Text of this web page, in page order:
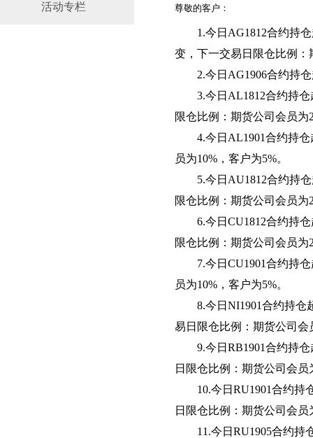
活动专栏 尊敬的客户：
1.今日AG1812合约持
变，下一交易日限仓比例：
2.今日AG1906合约持
3.今日AL1812合约持
限仓比例：期货公司会员为
4.今日AL1901合约持
员为10%，客户为5%。
5.今日AU1812合约持
限仓比例：期货公司会员为
6.今日CU1812合约持
限仓比例：期货公司会员为
7.今日CU1901合约持
员为10%，客户为5%。
8.今日NI1901合约持仓
易日限仓比例：期货公司会
9.今日RB1901合约持
日限仓比例：期货公司会
10.今日RU1901合约持
日限仓比例：期货公司会员
11.今日RU1905合约持